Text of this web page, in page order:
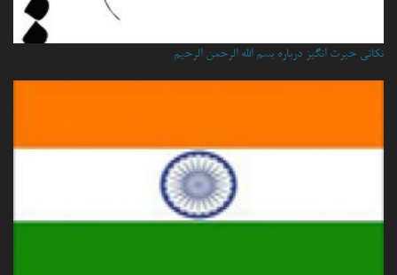
نكاتي حيرت انگيز درباره بسم الله الرحمن الرحيم